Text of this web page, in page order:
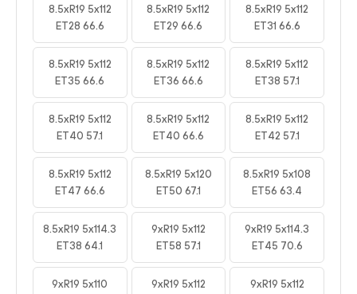
8.5xR19 5x112
ET28 66.6
8.5xR19 5x112
ET29 66.6
8.5xR19 5x112
ET31 66.6
8.5xR19 5x112
ET35 66.6
8.5xR19 5x112
ET36 66.6
8.5xR19 5x112
ET38 57.1
8.5xR19 5x112
ET40 57.1
8.5xR19 5x112
ET40 66.6
8.5xR19 5x112
ET42 57.1
8.5xR19 5x112
ET47 66.6
8.5xR19 5x120
ET50 67.1
8.5xR19 5x108
ET56 63.4
8.5xR19 5x114.3
ET38 64.1
9xR19 5x112
ET58 57.1
9xR19 5x114.3
ET45 70.6
9xR19 5x110
9xR19 5x112
9xR19 5x112